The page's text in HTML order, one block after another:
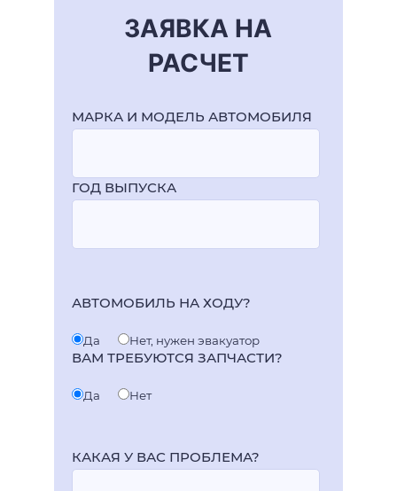
ЗАЯВКА НА
РАСЧЕТ
МАРКА И МОДЕЛЬ АВТОМОБИЛЯ
ГОД ВЫПУСКА
АВТОМОБИЛЬ НА ХОДУ?
Да Нет, нужен эвакуатор
ВАМ ТРЕБУЮТСЯ ЗАПЧАСТИ?
Да Нет
КАКАЯ У ВАС ПРОБЛЕМА?